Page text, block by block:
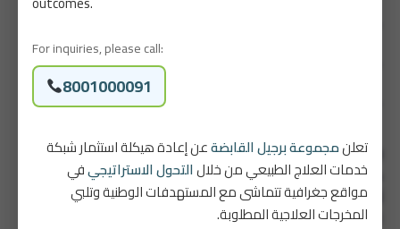
حالات الجهاز العضلي الهيكلي
الإصابات الرياضية
الفرع:مدينة الطائف – فرع شهار
ملاحظات:رجال فقط
أيام وساعات العمل:
من السبت إلى الخميس، من 12 ظهرًا حتى
For inquiries, please call:
8001000091
تعلنمجموعة برجيل القابضةعن إعادة هيكلة استثمار شبكة
خدمات العلاج الطبيعي من خلالالتحول الاستراتيجيفي
مواقع جغرافية تتماشى مع المستهدفات الوطنية وتلبي
المخرجات العلاجية المطلوبة.